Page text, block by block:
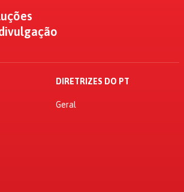
DIRETRIZES DO PT
Geral